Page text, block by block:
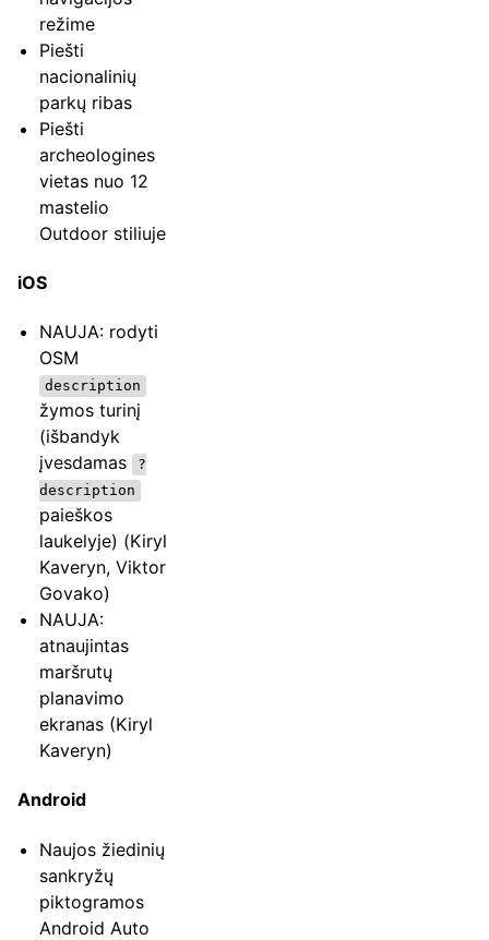
režime
Piešti
nacionalinių
parkų ribas
Piešti
archeologines
vietas nuo 12
mastelio
Outdoor stiliuje
iOS
NAUJA: rodyti
OSM
description
žymos turinį
(išbandyk
įvesdamas
?
description
paieškos
laukelyje) (Kiryl
Kaveryn, Viktor
Govako)
NAUJA:
atnaujintas
maršrutų
planavimo
ekranas (Kiryl
Kaveryn)
Android
Naujos žiedinių
sankryžų
piktogramos
Android Auto